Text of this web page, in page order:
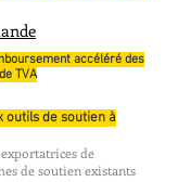
accéléré des
TVA
outils de soutien à
de
de soutien existants